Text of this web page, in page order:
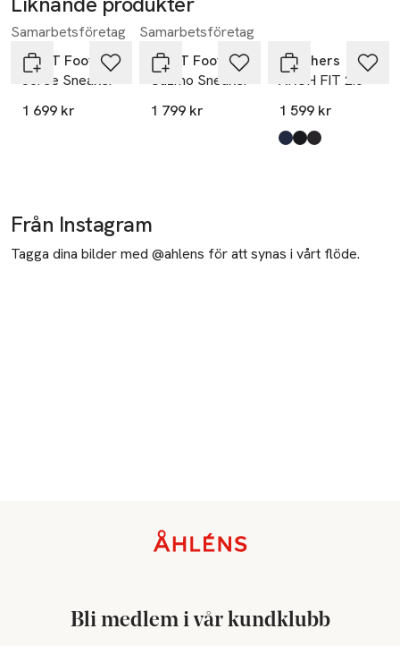
Hoppa över bildspelet
Samarbetsföretag
GANT Footwear
Joree Sneaker
1 699 kr
Samarbetsföretag
GANT Footwear
Cuzmo Sneaker
1 799 kr
Skechers
ARCH FIT 2.0
1 599 kr
Produkten finns i
Nvrd,
Bbk,
Blk,
Från Instagram
Tagga dina bilder med @ahlens för att synas i vårt flöde.
Bli medlem i vår kundklubb